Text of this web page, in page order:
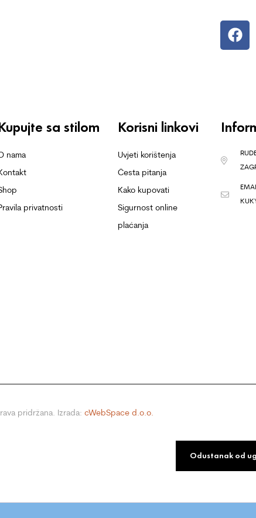
sa stilom
nama
privatnosti
Korisni linkovi
Uvjeti korištenja
Česta pitanja
Kako kupovati
Sigurnost online
plaćanja
pridržana. Izrada: cWebSpace d.o.o.
Odustanak od